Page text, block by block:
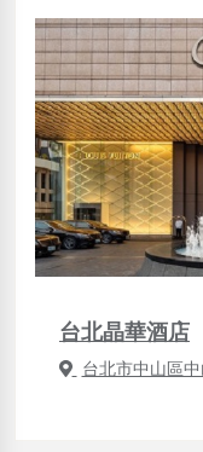
台北晶華酒店
台北市中山區